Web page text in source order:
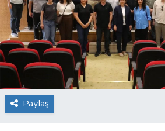
Paylaş